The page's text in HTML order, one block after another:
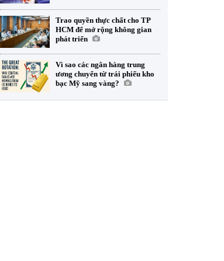
Trao quyền thực chất cho TP
HCM để mở rộng không gian
phát triển
Vì sao các ngân hàng trung
ương chuyển từ trái phiếu kho
bạc Mỹ sang vàng?